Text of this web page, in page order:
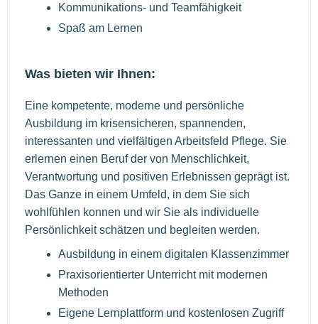
Kommunikations- und Teamfähigkeit
Spaß am Lernen
Was bieten wir Ihnen:
Eine kompetente, moderne und persönliche
Ausbildung im krisensicheren, spannenden,
interessanten und vielfältigen Arbeitsfeld Pflege. Sie
erlernen einen Beruf der von Menschlichkeit,
Verantwortung und positiven Erlebnissen geprägt ist.
Das Ganze in einem Umfeld, in dem Sie sich
wohlfühlen konnen und wir Sie als individuelle
Persönlichkeit schätzen und begleiten werden.
Ausbildung in einem digitalen Klassenzimmer
Praxisorientierter Unterricht mit modernen
Methoden
Eigene Lernplattform und kostenlosen Zugriff